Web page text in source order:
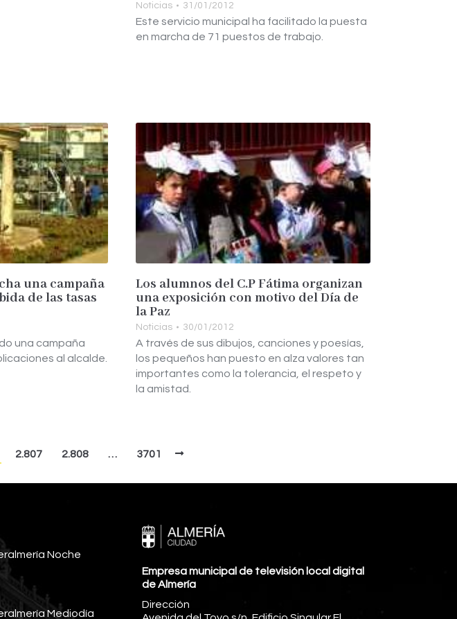
Noticias 31/01/2012
Este servicio municipal ha facilitado la puesta
en marcha de 71 puestos de trabajo.
una campaña
de las tasas
una campaña
al alcalde.
Los alumnos del C.P Fátima organizan
una exposición con motivo del Día de
la Paz
Noticias 30/01/2012
A través de sus dibujos, canciones y poesías,
los pequeños han puesto en alza valores tan
importantes como la tolerancia, el respeto y
la amistad.
2.807 2.808 … 3701
Noche
Mediodía
Empresa municipal de televisión local digital
de Almería
Dirección